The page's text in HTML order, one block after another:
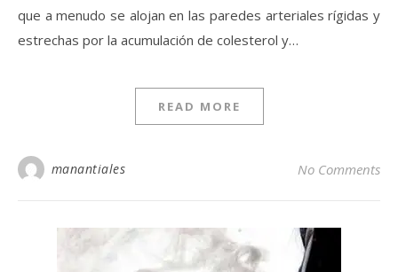
que a menudo se alojan en las paredes arteriales rígidas y
estrechas por la acumulación de colesterol y…
READ MORE
manantiales No Comments